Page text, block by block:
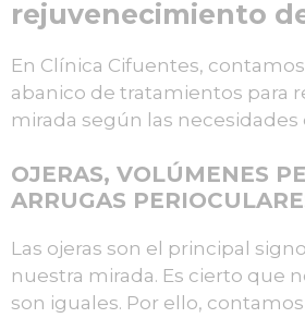
rejuvenecimiento
En Clínica Cifuentes,
abanico de tratamientos para
mirada según las necesidades
OJERAS, VOLÚMENES
ARRUGAS
Las ojeras son el principal
nuestra mirada. Es cierto que
son iguales. Por ello,